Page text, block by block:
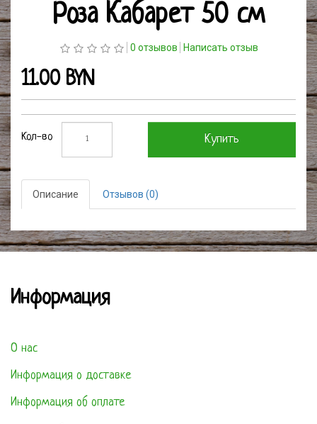
Роза Кабарет 50 см
0 отзывов Написать отзыв
11.00 BYN
Кол-во Купить
Описание Отзывов (0)
Информация
О нас
Информация о доставке
Информация об оплате